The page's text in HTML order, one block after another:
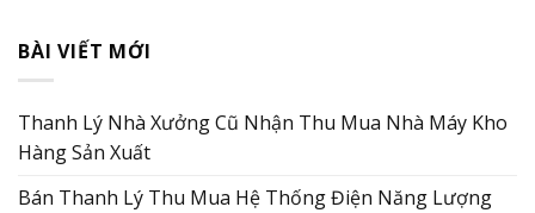
BÀI VIẾT MỚI
Thanh Lý Nhà Xưởng Cũ Nhận Thu Mua Nhà Máy Kho
Hàng Sản Xuất
Bán Thanh Lý Thu Mua Hệ Thống Điện Năng Lượng